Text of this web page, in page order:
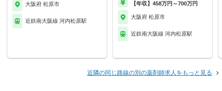
大阪府 松原市
近鉄南大阪線 河内松原駅
【年収】458万円～700万円
大阪府 松原市
近鉄南大阪線 河内松原駅
近隣の同じ路線の別の薬剤師求人をもっと見る